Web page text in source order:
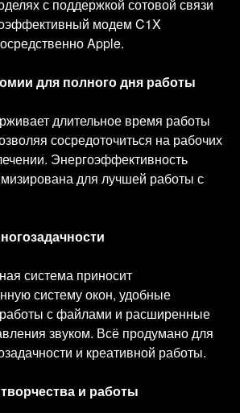
с поддержкой сотовой связи
модем C1X
Apple.
для полного дня работы
длительное время работы
сосредоточиться на рабочих
Энергоэффективность
для лучшей работы с
система приносит
систему окон, удобные
с файлами и расширенные
звуком. Всё продумано для
и креативной работы.
и работы